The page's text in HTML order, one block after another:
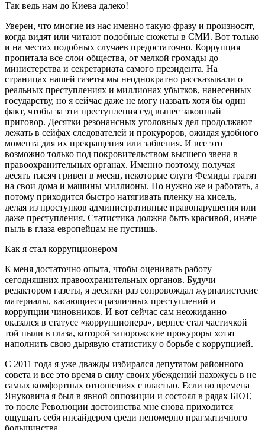
Так ведь нам до Киева далеко!
Уверен, что многие из нас именно такую фразу и произносят,
когда видят или читают подобные сюжеты в СМИ. Вот только
и на местах подобных случаев предостаточно. Коррупция
пропитала все слои общества, от мелкой громады до
министерства и секретариата самого президента. На
страницах нашей газеты мы неоднократно рассказывали о
реальных преступлениях и миллионах убытков, нанесенных
государству, но я сейчас даже не могу назвать хотя бы один
факт, чтобы за эти преступления суд вынес законный
приговор. Десятки резонансных уголовных дел продолжают
лежать в сейфах следователей и прокуроров, ожидая удобного
момента для их прекращения или забвения. И все это
возможно только под покровительством высшего звена в
правоохранительных органах. Именно поэтому, получая
десять тысяч гривен в месяц, некоторые слуги Фемиды тратят
на свои дома и машины миллионы. Но нужно же и работать, а
потому приходится быстро натягивать пленку на кисель,
делая из проступков административные правонарушения или
даже преступления. Статистика должна быть красивой, иначе
пыль в глаза европейцам не пустишь.
Как я стал коррупционером
К меня достаточно опыта, чтобы оценивать работу
сегодняшних правоохранительных органов. Будучи
редактором газеты, я десятки раз сопровождал журналистские
материалы, касающиеся различных преступлений и
коррупции чиновников. И вот сейчас сам неожиданно
оказался в статусе «коррупционера», вернее стал частичкой
той пыли в глаза, которой запорожские прокуроры хотят
наполнить свою дырявую статистику о борьбе с коррупцией.
С 2011 года я уже дважды избирался депутатом районного
совета и все это время в силу своих убеждений нахожусь в не
самых комфортных отношениях с властью. Если во времена
Януковича я был в явной оппозиции и состоял в рядах БЮТ,
то после Революции достоинства мне снова приходится
ощущать себя инсайдером среди непомерно прагматичного